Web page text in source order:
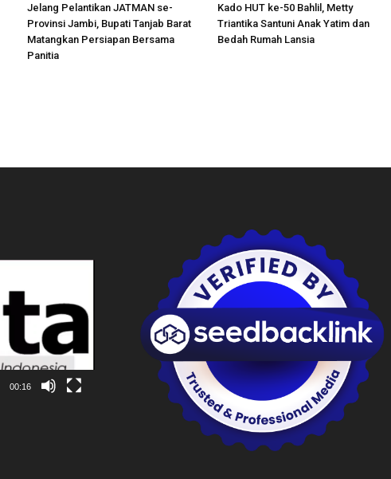
Jelang Pelantikan JATMAN se-
Provinsi Jambi, Bupati Tanjab Barat
Matangkan Persiapan Bersama
Panitia
Kado HUT ke-50 Bahlil, Metty
Triantika Santuni Anak Yatim dan
Bedah Rumah Lansia
00:16